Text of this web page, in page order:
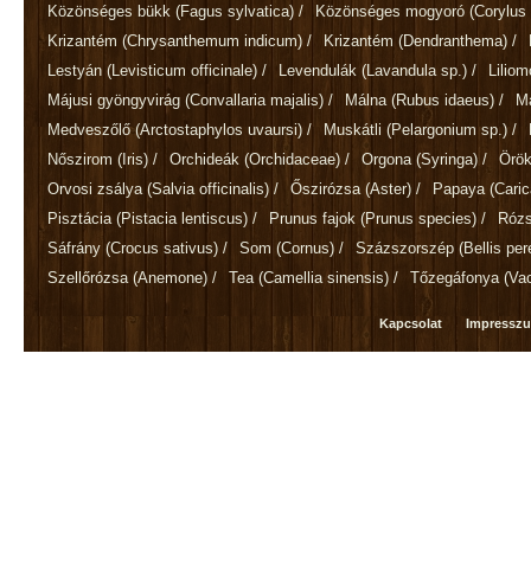
Közönséges bükk (Fagus sylvatica) / Közönséges mogyoró (Corylus
Krizantém (Chrysanthemum indicum) / Krizantém (Dendranthema) /
Lestyán (Levisticum officinale) / Levendulák (Lavandula sp.) /
Májusi gyöngyvirág (Convallaria majalis) / Málna (Rubus idaeus) /
Medveszőlő(Arctostaphylos uvaursi) / Muskátli (Pelargonium sp.) /
Nőszirom (Iris) / Orchideák (Orchidaceae) / Orgona (Syringa) /
Orvosi zsálya (Salvia officinalis) / Őszirózsa (Aster) / Papaya
Pisztácia (Pistacia lentiscus) / Prunus fajok (Prunus species) /
Sáfrány (Crocus sativus) / Som (Cornus) / Százszorszép (Bellis
Szellőrózsa (Anemone) / Tea (Camellia sinensis) / Tőzegáfonya
Kapcsolat